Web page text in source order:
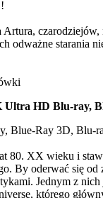
Artura,
odważne starania
Ultra HD Blu-ray,
Blue-Ray 3D, Blu-
80. XX wieku i
By oderwać się od
Jednym z
którego